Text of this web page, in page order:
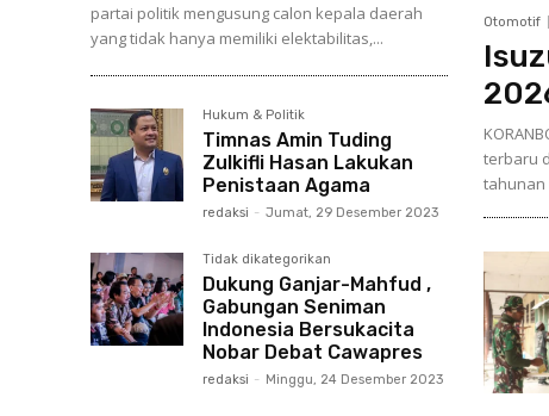
partai politik mengusung calon kepala daerah
yang tidak hanya memiliki elektabilitas,...
Hukum & Politik
Timnas Amin Tuding
Zulkifli Hasan Lakukan
Penistaan Agama
redaksi - Jumat, 29 Desember 2023
Tidak dikategorikan
Dukung Ganjar-Mahfud ,
Gabungan Seniman
Indonesia Bersukacita
Nobar Debat Cawapres
redaksi - Minggu, 24 Desember 2023
Otomotif
terbaru
tahunan